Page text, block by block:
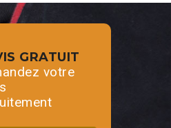
GRATUIT
votre